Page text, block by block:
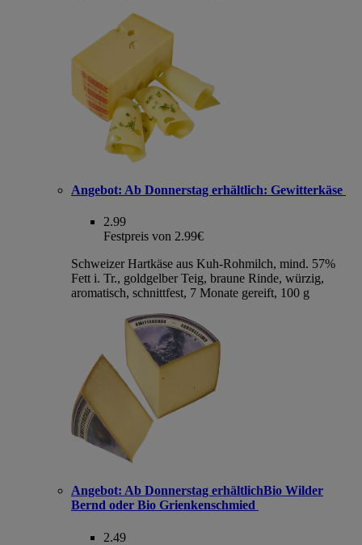
Angebot: Ab Donnerstag erhältlich: Gewitterkäse
2.99
Festpreis von 2.99€
Schweizer Hartkäse aus Kuh-Rohmilch, mind. 57%
Fett i. Tr., goldgelber Teig, braune Rinde, würzig,
aromatisch, schnittfest, 7 Monate gereift, 100 g
Angebot: Ab Donnerstag erhältlichBio Wilder
Bernd oder Bio Grienkenschmied
2.49